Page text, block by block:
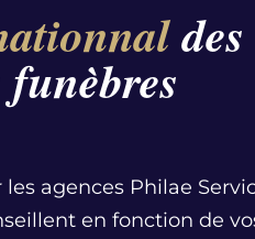
des
agences Philae
en fonction de